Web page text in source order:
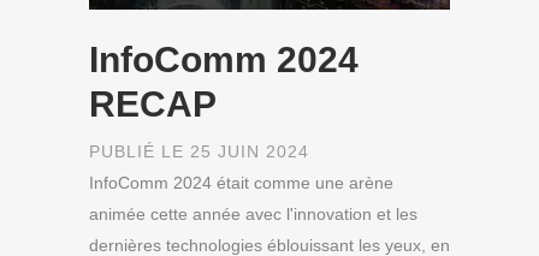
InfoComm 2024
RECAP
PUBLIÉ LE 25 JUIN 2024
InfoComm 2024 était comme une arène
animée cette année avec l'innovation et les
dernières technologies éblouissant les yeux, en